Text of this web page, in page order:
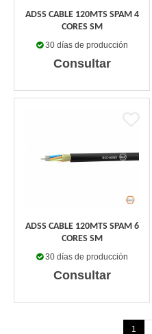
ADSS CABLE 120MTS SPAM 4
CORES SM
30 días de producción
Consultar
ADSS CABLE 120MTS SPAM 6
CORES SM
30 días de producción
Consultar
1